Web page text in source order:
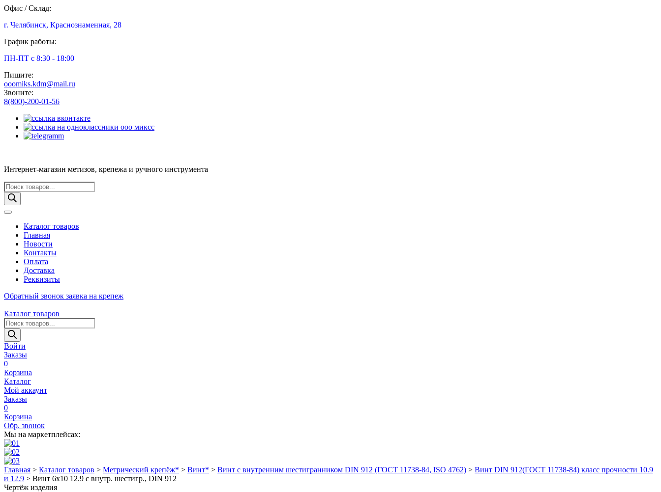
Офис / Склад:
г. Челябинск, Краснознаменная, 28
График работы:
ПН-ПТ с 8:30 - 18:00
Пишите:
ooomiks.kdm@mail.ru
Звоните:
8(800)-200-01-56
Интернет-магазин метизов, крепежа и ручного инструмента
Поиск
товаров
Каталог товаров
Главная
Новости
Контакты
Оплата
Доставка
Реквизиты
Обратный звонок заявка на крепеж
Каталог товаров
Поиск
товаров
Войти
Заказы
0
Корзина
Каталог
Мой аккаунт
Заказы
0
Корзина
Обр. звонок
Мы на маркетплейсах:
Главная > Каталог товаров > Метрический крепёж* > Винт* > Винт с внутренним шестигранником DIN 912 (ГОСТ 11738-84, ISO 4762) > Винт DIN 912(ГОСТ 11738-84) класс прочности 10.9
и 12.9 > Винт 6х10 12.9 с внутр. шестигр., DIN 912
Чертёж изделия